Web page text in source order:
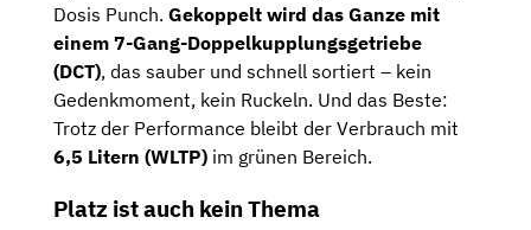
Dosis Punch. Gekoppelt wird das Ganze mit
einem 7-Gang-Doppelkupplungsgetriebe
(DCT), das sauber und schnell sortiert – kein
Gedenkmoment, kein Ruckeln. Und das Beste:
Trotz der Performance bleibt der Verbrauch mit
6,5 Litern (WLTP) im grünen Bereich.
Platz ist auch kein Thema